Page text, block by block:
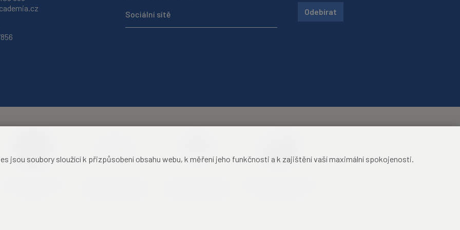
Sociální sítě Odebírat
jsou soubory sloužící k přizpůsobení obsahu webu, k měření jeho funkčnosti a k zajištění vaší maximální spokojenosti.